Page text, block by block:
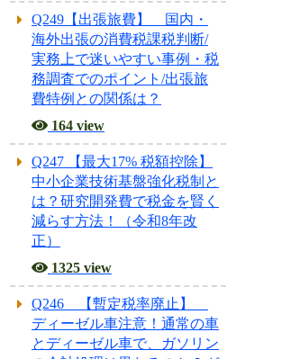
Q249【出張旅費】 国内・
海外出張の消費税課税判断/
実務上で迷いやすい事例・税
務調査でのポイント/出張旅
費特例との関係は？
164 view
Q247 【最大17% 税額控除】
中小企業技術基盤強化税制と
は？研究開発費で税金を賢く
減らす方法！（令和8年改
正）
1325 view
Q246 【暫定税率廃止】
ディーゼル車注意！通常の車
とディーゼル車で、ガソリン